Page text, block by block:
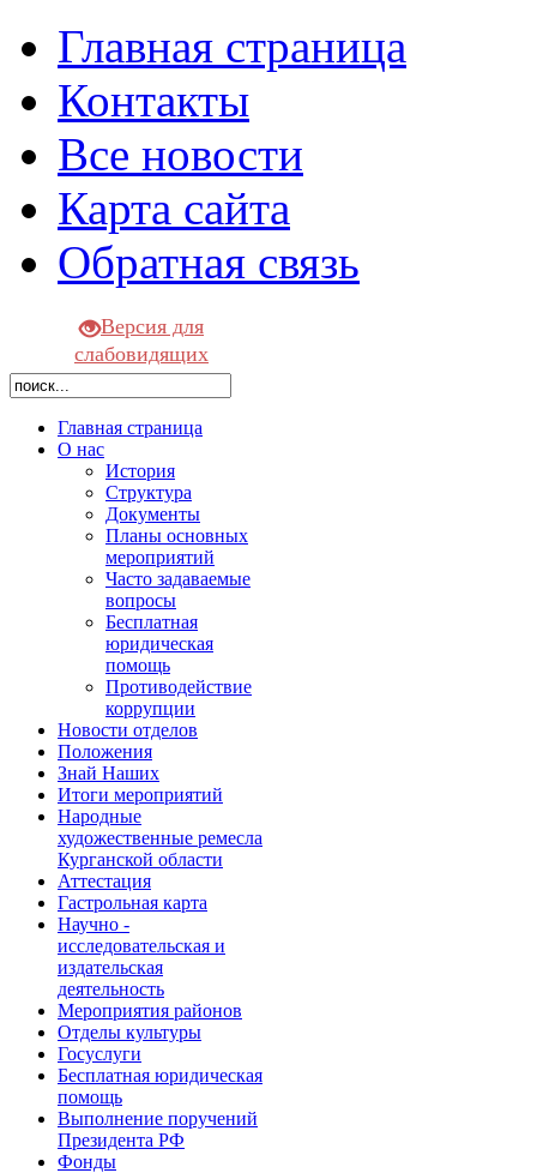
Главная страница
Контакты
Все новости
Карта сайта
Обратная связь
Версия для
слабовидящих
Главная страница
О нас
История
Структура
Документы
Планы основных
мероприятий
Часто задаваемые
вопросы
Бесплатная
юридическая
помощь
Противодействие
коррупции
Новости отделов
Положения
Знай Наших
Итоги мероприятий
Народные
художественные ремесла
Курганской области
Аттестация
Гастрольная карта
Научно -
исследовательская и
издательская
деятельность
Мероприятия районов
Отделы культуры
Госуслуги
Бесплатная юридическая
помощь
Выполнение поручений
Президента РФ
Фонды